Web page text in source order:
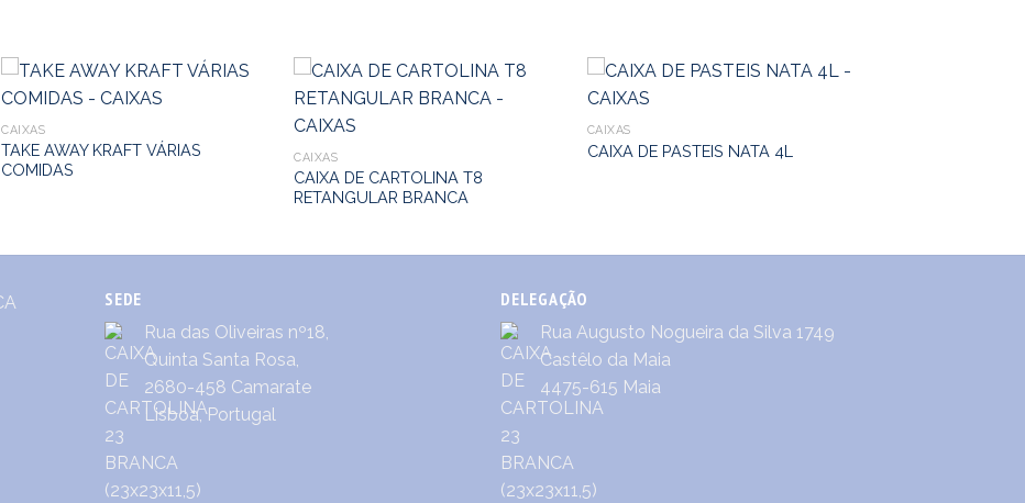
CAIXAS
TAKE AWAY KRAFT VÁRIAS
COMIDAS
CAIXAS
CAIXA DE CARTOLINA T8
RETANGULAR BRANCA
CAIXAS
CAIXA DE PASTEIS NATA 4L
SEDE
Rua das Oliveiras nº18,
Quinta Santa Rosa,
2680-458 Camarate
Lisboa, Portugal
DELEGAÇÃO
Rua Augusto Nogueira da Silva 1749
Castêlo da Maia
4475-615 Maia